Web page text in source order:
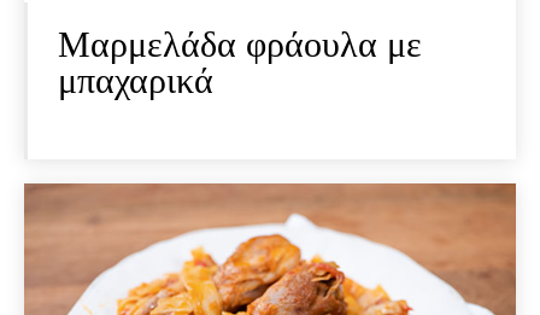
Μαρμελάδα φράουλα με
μπαχαρικά